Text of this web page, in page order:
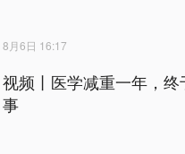
8月6日 16:17
视频丨医学减重一年，终
事